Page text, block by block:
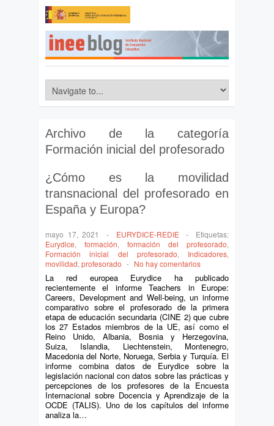
Archivo de la categoría
Formación inicial del profesorado
¿Cómo es la movilidad
transnacional del profesorado en
España y Europa?
mayo 17, 2021 - EURYDICE-REDIE -
Etiquetas:
Eurydice, formación, formación del profesorado,
Formación inicial del profesorado, Indicadores,
movilidad, profesorado - No hay comentarios
La red europea Eurydice ha publicado
recientemente el informe Teachers in Europe:
Careers, Development and Well-being, un informe
comparativo sobre el profesorado de la primera
etapa de educación secundaria (CINE 2) que cubre
los 27 Estados miembros de la UE, así como el
Reino Unido, Albania, Bosnia y Herzegovina,
Suiza, Islandia, Liechtenstein, Montenegro,
Macedonia del Norte, Noruega, Serbia y Turquía. El
informe combina datos de Eurydice sobre la
legislación nacional con datos sobre las prácticas y
percepciones de los profesores de la Encuesta
Internacional sobre Docencia y Aprendizaje de la
OCDE (TALIS). Uno de los capítulos del informe
analiza la…